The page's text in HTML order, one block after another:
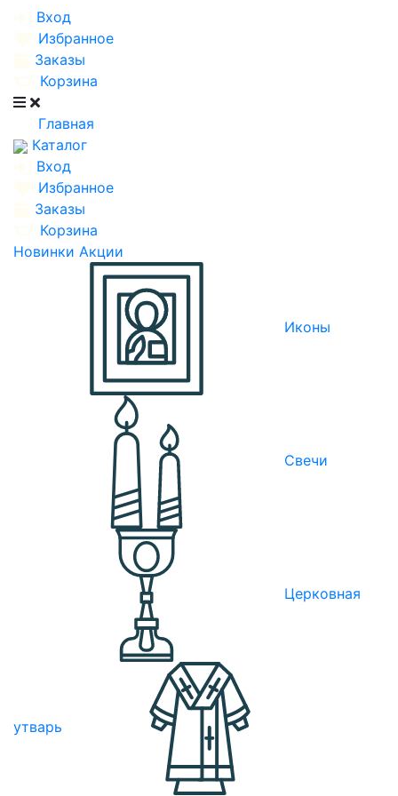
Вход
Избранное
Заказы
Корзина
Главная
Каталог
Вход
Избранное
Заказы
Корзина
Новинки Акции
Иконы
Свечи
Церковная
утварь